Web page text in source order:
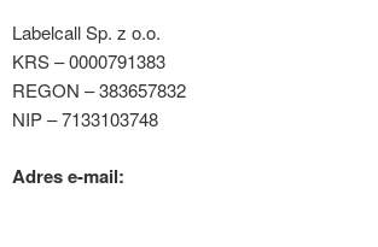
Labelcall Sp. z o.o.
KRS – 0000791383
REGON – 383657832
NIP – 7133103748
Adres e-mail: